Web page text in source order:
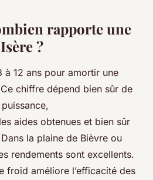
rapporte une
?
à 12 ans pour amortir une
chiffre dépend bien sûr de
aides obtenues et bien sûr
la plaine de Bièvre ou
rendements sont excellents.
froid améliore l’efficacité des